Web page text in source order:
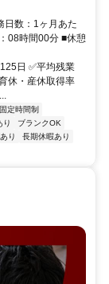
日数：1ヶ月あた
08時間00分 ■休憩
日 ✅平均残業
休・産休取得率
固定時間制
り
ブランクOK
り
長期休暇あり